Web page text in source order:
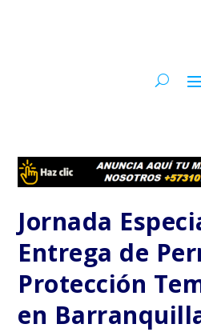
Jornada
Entrega de
Protección
en